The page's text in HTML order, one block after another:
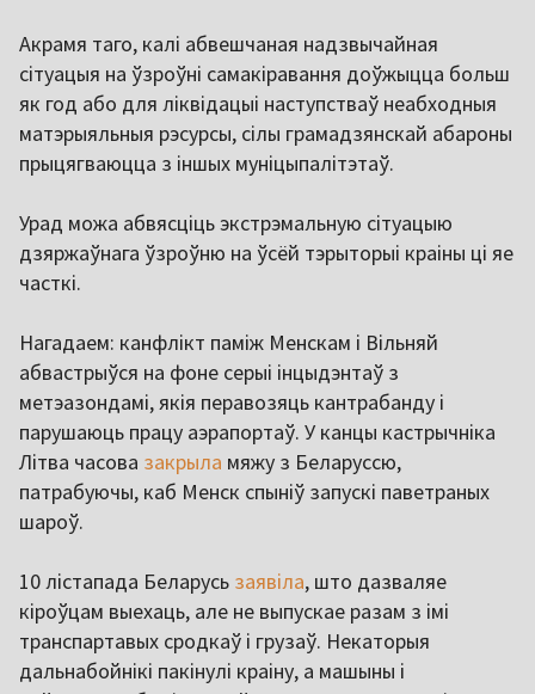
Акрамя таго, калі абвешчаная надзвычайная
сітуацыя на ўзроўні самакіравання доўжыцца больш
як год або для ліквідацыі наступстваў неабходныя
матэрыяльныя рэсурсы, сілы грамадзянскай абароны
прыцягваюцца з іншых муніцыпалітэтаў.
Урад можа абвясціць экстрэмальную сітуацыю
дзяржаўнага ўзроўню на ўсёй тэрыторыі краіны ці яе
часткі.
Нагадаем: канфлікт паміж Менскам і Вільняй
абвастрыўся на фоне серыі інцыдэнтаў з
метэазондамі, якія перавозяць кантрабанду і
парушаюць працу аэрапортаў. У канцы кастрычніка
Літва часова закрыла мяжу з Беларуссю,
патрабуючы, каб Менск спыніў запускі паветраных
шароў.
10 лістапада Беларусь заявіла, што дазваляе
кіроўцам выехаць, але не выпускае разам з імі
транспартавых сродкаў і грузаў. Некаторыя
дальнабойнікі пакінулі краіну, а машыны і